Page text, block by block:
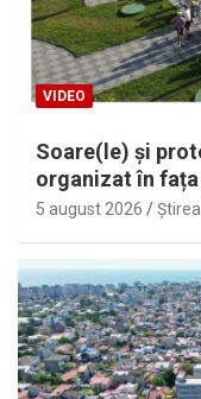
VIDEO
Soare(le) și
organizat în
5 august 2026 Ştirea